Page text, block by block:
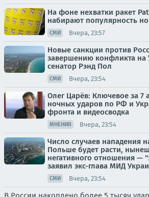
На фоне нехватки ракет
набирают популярность
СМИ Вчера, 23:57
Новые санкции против
завершению конфликта на
сенатор Рэнд Пол
СМИ Вчера, 23:54
Олег Царёв: Ключевое за 7
ночных ударов по РФ и
фронта и видеосводка
МНЕНИЯ Вчера, 23:54
Число случаев нападения
Польше будет расти,
негативного отношения —
заявил экс-глава МИД
СМИ Вчера, 23:54